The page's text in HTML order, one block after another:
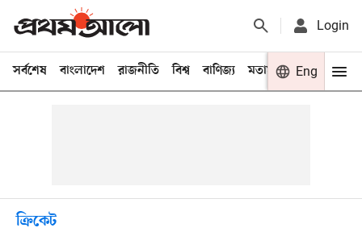
Login
সর্বশেষ বাংলাদেশ রাজনীতি বিশ্ব বাণিজ্য মতামত খেলা
Eng
ক্রিকেট